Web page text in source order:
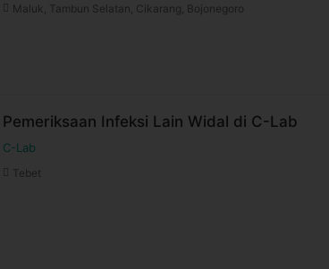
Maluk, Tambun Selatan, Cikarang, Bojonegoro
Pemeriksaan Infeksi Lain Widal di C-Lab
C-Lab
Tebet